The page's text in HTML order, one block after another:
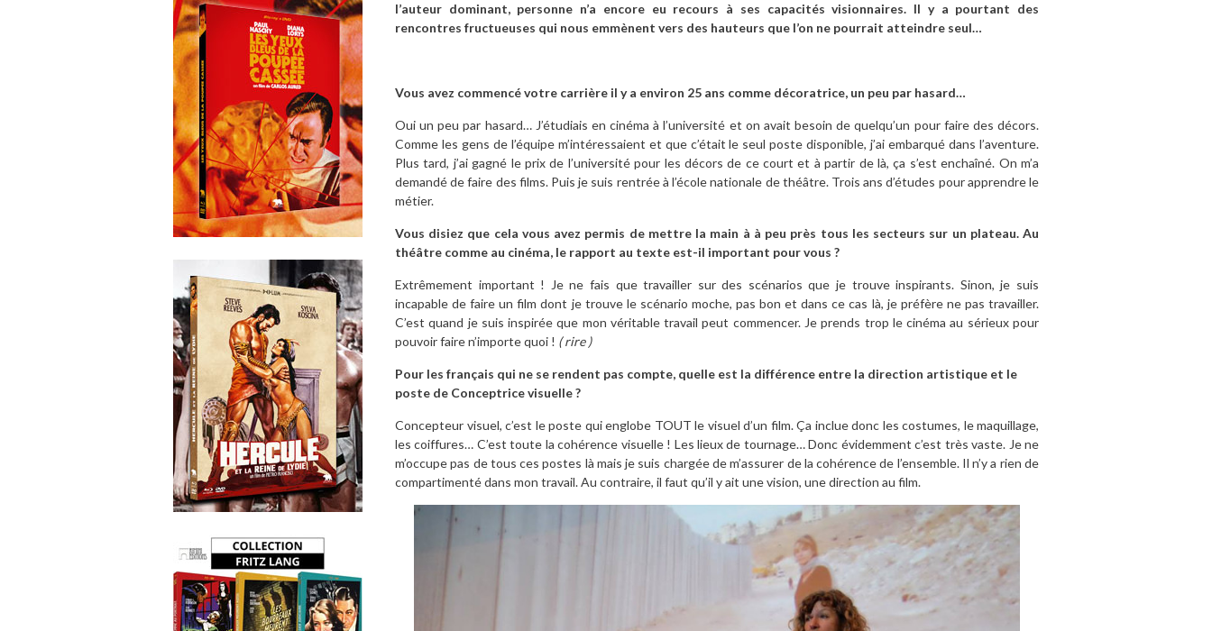
l’auteur dominant, personne n’a encore eu recours à ses capacités visionnaires. Il y a pourtant des
rencontres fructueuses qui nous emmènent vers des hauteurs que l’on ne pourrait atteindre seul…
Vous avez commencé votre carrière il y a environ 25 ans comme décoratrice, un peu par hasard…
Oui un peu par hasard… J’étudiais en cinéma à l’université et on avait besoin de quelqu’un pour faire des décors.
Comme les gens de l’équipe m’intéressaient et que c’était le seul poste disponible, j’ai embarqué dans l’aventure.
Plus tard, j’ai gagné le prix de l’université pour les décors de ce court et à partir de là, ça s’est enchaîné. On m’a
demandé de faire des films. Puis je suis rentrée à l’école nationale de théâtre. Trois ans d’études pour apprendre le
métier.
Vous disiez que cela vous avez permis de mettre la main à à peu près tous les secteurs sur un plateau. Au
théâtre comme au cinéma, le rapport au texte est-il important pour vous ?
Extrêmement important ! Je ne fais que travailler sur des scénarios que je trouve inspirants. Sinon, je suis
incapable de faire un film dont je trouve le scénario moche, pas bon et dans ce cas là, je préfère ne pas travailler.
C’est quand je suis inspirée que mon véritable travail peut commencer. Je prends trop le cinéma au sérieux pour
pouvoir faire n’importe quoi ! ( rire )
Pour les français qui ne se rendent pas compte, quelle est la différence entre la direction artistique et le
poste de Conceptrice visuelle ?
Concepteur visuel, c’est le poste qui englobe TOUT le visuel d’un film. Ça inclue donc les costumes, le maquillage,
les coiffures… C’est toute la cohérence visuelle ! Les lieux de tournage… Donc évidemment c’est très vaste. Je ne
m’occupe pas de tous ces postes là mais je suis chargée de m’assurer de la cohérence de l’ensemble. Il n’y a rien de
compartimenté dans mon travail. Au contraire, il faut qu’il y ait une vision, une direction au film.